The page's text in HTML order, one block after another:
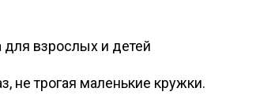
не трогая маленькие кружки.